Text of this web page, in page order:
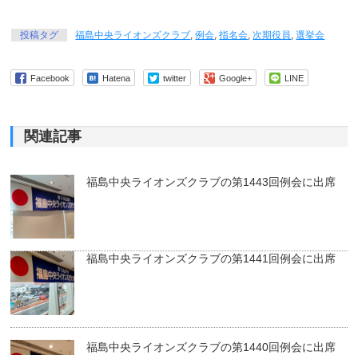
投稿タグ 福島中央ライオンズクラブ,例会,指名会, 次期役員,選挙会
Facebook Hatena twitter Google+ LINE
関連記事
福島中央ライオンズクラブの第1443回例会に出席
福島中央ライオンズクラブの第1441回例会に出席
福島中央ライオンズクラブの第1440回例会に出席